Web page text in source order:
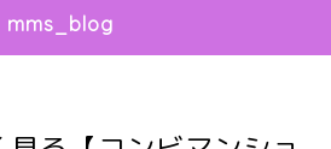
mms_blog